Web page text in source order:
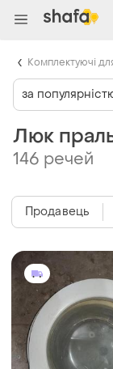
Люк
146 речей
Продавець
за
Комплектуючі